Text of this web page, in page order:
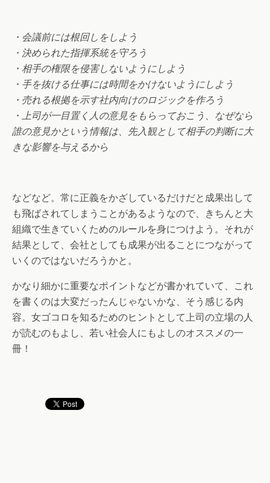
・会議前には根回しをしよう
・決められた指揮系統を守ろう
・相手の権限を侵害しないようにしよう
・手を抜ける仕事には時間をかけないようにしよう
・売れる根拠を示す社内向けのロジックを作ろう
・上司が一目置く人の意見をもらっておこう、なぜなら
誰の意見かという情報は、先入観として相手の判断に大
きな影響を与えるから
などなど。常に正義をかざしているだけだと成果出して
も飛ばされてしまうことがあるようなので、きちんと大
組織で生きていくためのルールを身につけよう。それが
結果として、会社としても成果が出ることにつながって
いくのではないだろうかと。
かなり細かに重要なポイントなどが書かれていて、これ
を書くのは大変だったんじゃないかな、そう感じる内
容。女ゴコロを知るためのヒントとして上司の立場の人
が読むのもよし、若い社会人にもよしのオススメの一
冊！